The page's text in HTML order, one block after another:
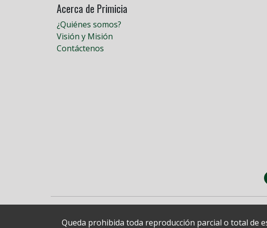
Acerca de Primicia
¿Quiénes somos?
Visión y Misión
Contáctenos
Queda prohibida toda reproducción parcial o total de